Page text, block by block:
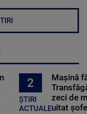
2
ȘTIRI
ACTUALE
Mașină
zeci de
uitat